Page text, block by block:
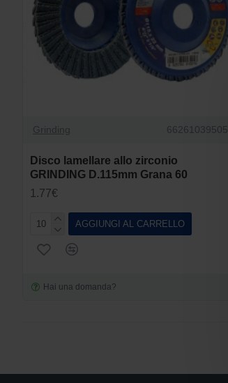
Grinding 66261039505
Disco lamellare allo zirconio
GRINDING D.115mm Grana 60
1.77€
AGGIUNGI AL CARRELLO
Hai una domanda?